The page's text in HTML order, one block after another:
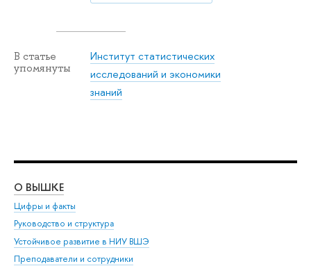
В статье
упомянуты
Институт статистических
исследований и экономики
знаний
О ВЫШКЕ
Цифры и факты
Руководство и структура
Устойчивое развитие в НИУ ВШЭ
Преподаватели и сотрудники